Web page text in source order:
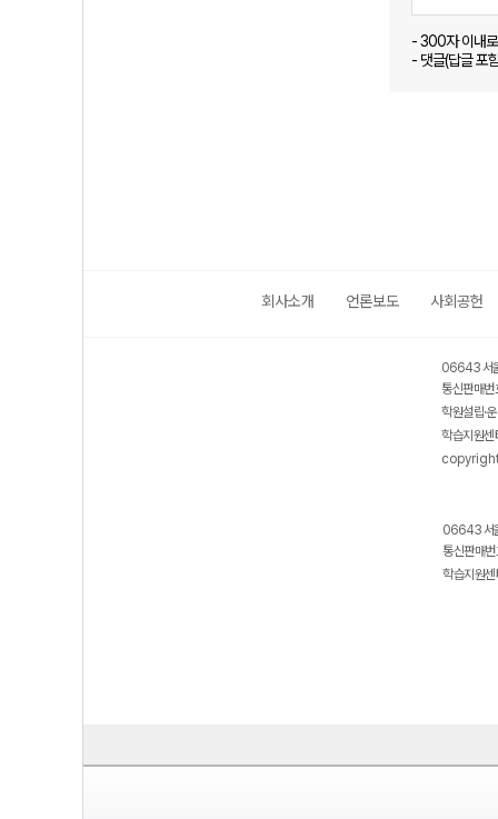
- 300자 이내
- 댓글(답글 포
회사소개 언론보도 사회공헌
06643 서
통신판매
학원설립·
학습지원
06643 서
통신판매
학습지원